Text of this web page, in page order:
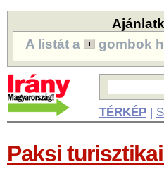
A listát a
gombok
TÉRKÉP|
Paksi